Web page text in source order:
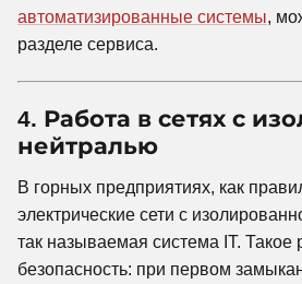
автоматизированные системы,
разделе сервиса.
4. Работа в сетях с
нейтралью
В горных предприятиях, как
электрические сети с
так называемая система IT.
безопасность: при первом